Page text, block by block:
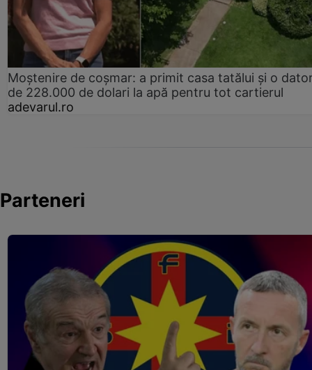
Moștenire de coșmar: a primit casa tatălui și o
de 228.000 de dolari la apă pentru tot cartierul
adevarul.ro
Parteneri